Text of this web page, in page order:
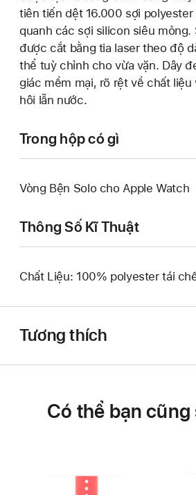
tiên tiến dệt 16.000 sợi
quanh các sợi silicon siêu mỏng.
được cắt bằng tia laser theo độ
thể tuỳ chỉnh cho vừa vặn. Dây
giác mềm mại, rõ rệt về chất
hôi lẫn nước.
Trong hộp có gì
Vòng Bện Solo cho Apple Watch
Thông Số Kĩ Thuật
Chất Liệu: 100% polyester tái
Tương thích
Có thể bạn